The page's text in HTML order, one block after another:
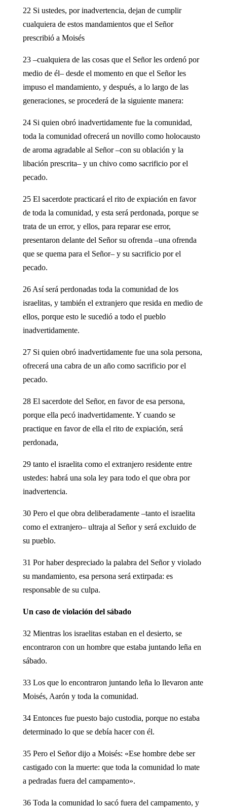
22 Si ustedes, por inadvertencia, dejan de cumplir
cualquiera de estos mandamientos que el Señor
prescribió a Moisés
23 –cualquiera de las cosas que el Señor les ordenó por
medio de él– desde el momento en que el Señor les
impuso el mandamiento, y después, a lo largo de las
generaciones, se procederá de la siguiente manera:
24 Si quien obró inadvertidamente fue la comunidad,
toda la comunidad ofrecerá un novillo como holocausto
de aroma agradable al Señor –con su oblación y la
libación prescrita– y un chivo como sacrificio por el
pecado.
25 El sacerdote practicará el rito de expiación en favor
de toda la comunidad, y esta será perdonada, porque se
trata de un error, y ellos, para reparar ese error,
presentaron delante del Señor su ofrenda –una ofrenda
que se quema para el Señor– y su sacrificio por el
pecado.
26 Así será perdonadas toda la comunidad de los
israelitas, y también el extranjero que resida en medio de
ellos, porque esto le sucedió a todo el pueblo
inadvertidamente.
27 Si quien obró inadvertidamente fue una sola persona,
ofrecerá una cabra de un año como sacrificio por el
pecado.
28 El sacerdote del Señor, en favor de esa persona,
porque ella pecó inadvertidamente. Y cuando se
practique en favor de ella el rito de expiación, será
perdonada,
29 tanto el israelita como el extranjero residente entre
ustedes: habrá una sola ley para todo el que obra por
inadvertencia.
30 Pero el que obra deliberadamente –tanto el israelita
como el extranjero– ultraja al Señor y será excluido de
su pueblo.
31 Por haber despreciado la palabra del Señor y violado
su mandamiento, esa persona será extirpada: es
responsable de su culpa.
Un caso de violación del sábado
32 Mientras los israelitas estaban en el desierto, se
encontraron con un hombre que estaba juntando leña en
sábado.
33 Los que lo encontraron juntando leña lo llevaron ante
Moisés, Aarón y toda la comunidad.
34 Entonces fue puesto bajo custodia, porque no estaba
determinado lo que se debía hacer con él.
35 Pero el Señor dijo a Moisés: «Ese hombre debe ser
castigado con la muerte: que toda la comunidad lo mate
a pedradas fuera del campamento».
36 Toda la comunidad lo sacó fuera del campamento, y